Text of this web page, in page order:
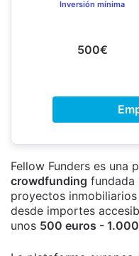
Inversión mínima
500€
Fellow Funders es una
crowdfunding fundada
proyectos
desde importes
unos 500 euros -